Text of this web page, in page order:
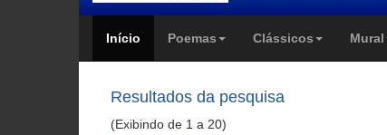
Início Poemas Clássicos Mural
Resultados da pesquisa
(Exibindo de 1 a 20)